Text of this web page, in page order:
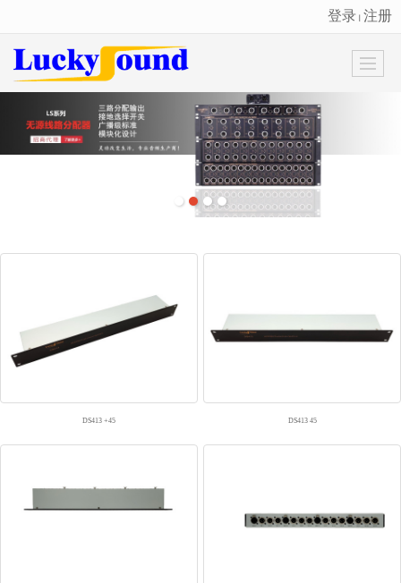
很遗憾，因您的浏览器版本过低导致无法获得最佳浏览体验，推荐下载安装谷歌浏览器！
登录 丨 注册
DS413 +45 DS413 45